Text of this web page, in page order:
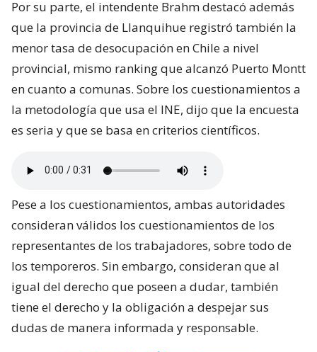
Por su parte, el intendente Brahm destacó además
que la provincia de Llanquihue registró también la
menor tasa de desocupación en Chile a nivel
provincial, mismo ranking que alcanzó Puerto Montt
en cuanto a comunas. Sobre los cuestionamientos a
la metodología que usa el INE, dijo que la encuesta
es seria y que se basa en criterios científicos.
Pese a los cuestionamientos, ambas autoridades
consideran válidos los cuestionamientos de los
representantes de los trabajadores, sobre todo de
los temporeros. Sin embargo, consideran que al
igual del derecho que poseen a dudar, también
tiene el derecho y la obligación a despejar sus
dudas de manera informada y responsable.